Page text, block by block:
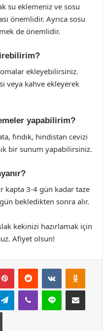
su eklemeniz ve sosu
önemlidir. Ayrıca sosu
de önemlidir.
ekleyebilirsiniz.
veya kahve ekleyerek
yapabilirim?
fındık, hindistan cevizi
bir sunum yapabilirsiniz.
kapta 3-4 gün kadar taze
bekledikten sonra alır.
kekinizi hazırlamak için
Afiyet olsun!
PinterestReddit VKontakte
TelegramViber Line E-Posta ile
Yazdır